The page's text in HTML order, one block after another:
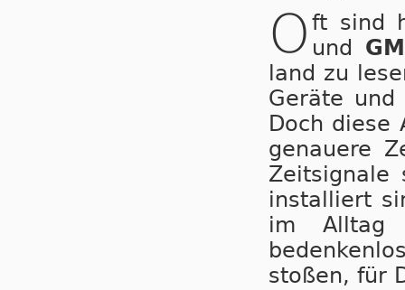
O ft sind
und
land zu
Geräte
Doch
ge­nau­e­re
Zeitsignale
installiert
im Alltag
stoßen, für